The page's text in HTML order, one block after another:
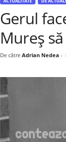
Gerul
Mureș
De către Adrian Nedea -